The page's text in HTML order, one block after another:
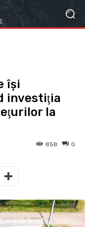
îşi
investiţia
la
0
858